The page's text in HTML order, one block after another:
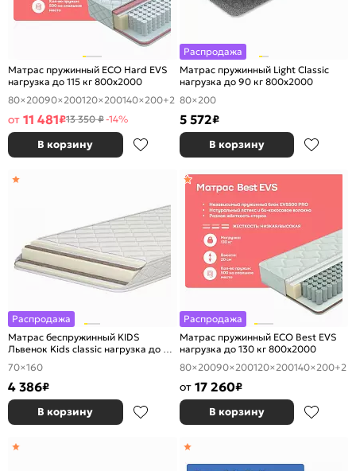
Матрас пружинный ECO Hard EVS
нагрузка до 115 кг 800x2000
80×20090×200120×200140×200+2
от 11 481₽13 350 ₽-14%
В корзину
Распродажа
Матрас пружинный Light Classic
нагрузка до 90 кг 800x2000
80×200
5 572₽
В корзину
Распродажа
Матрас беспружинный KIDS
Львенок Kids classic нагрузка до 90
кг 700x1600
70×160
4 386₽
В корзину
Распродажа
Матрас пружинный ECO Best EVS
нагрузка до 130 кг 800x2000
80×20090×200120×200140×200+2
от 17 260₽
В корзину